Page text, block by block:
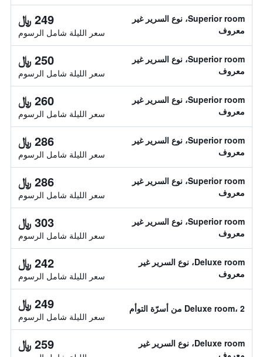
Superior room، نوع السرير غير
معروف
249 ﷼
سعر الليلة شامل الرسوم
Superior room، نوع السرير غير
معروف
250 ﷼
سعر الليلة شامل الرسوم
Superior room، نوع السرير غير
معروف
260 ﷼
سعر الليلة شامل الرسوم
Superior room، نوع السرير غير
معروف
286 ﷼
سعر الليلة شامل الرسوم
Superior room، نوع السرير غير
معروف
286 ﷼
سعر الليلة شامل الرسوم
Superior room، نوع السرير غير
معروف
303 ﷼
سعر الليلة شامل الرسوم
Deluxe room، نوع السرير غير
معروف
242 ﷼
سعر الليلة شامل الرسوم
Deluxe room، 2 من أسرّة التوأم 249 ﷼
سعر الليلة شامل الرسوم
Deluxe room، نوع السرير غير
معروف
259 ﷼